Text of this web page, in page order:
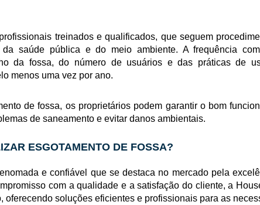
treinados e qualificados, que seguem
saúde pública e do meio ambiente. A frequência
da fossa, do número de usuários e das práticas de
menos uma vez por ano.
de fossa, os proprietários podem garantir o bom
de saneamento e evitar danos ambientais.
ESGOTAMENTO DE FOSSA?
e confiável que se destaca no mercado pela
com a qualidade e a satisfação do cliente, a
oferecendo soluções eficientes e profissionais para as